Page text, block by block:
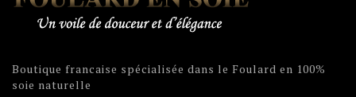
Boutique francaise spécialisée dans le Foulard en 100%
soie naturelle